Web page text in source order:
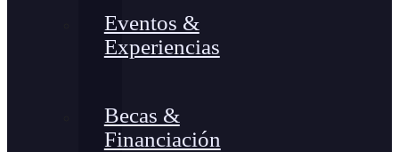
Eventos &
Experiencias
Becas &
Financiación